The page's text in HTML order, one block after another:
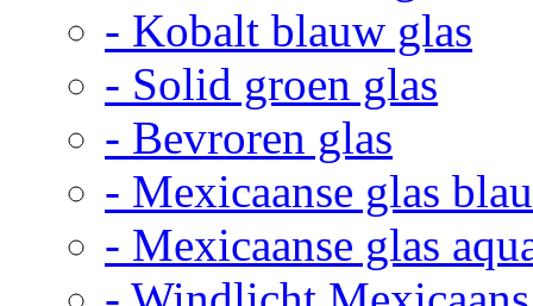
- Kobalt blauw glas
- Solid groen glas
- Bevroren glas
- Mexicaanse glas
- Mexicaanse glas